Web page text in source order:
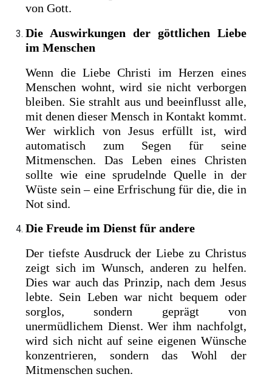
von Gott.
Die Auswirkungen der göttlichen Liebe
im Menschen
Wenn die Liebe Christi im Herzen eines
Menschen wohnt, wird sie nicht verborgen
bleiben. Sie strahlt aus und beeinflusst alle,
mit denen dieser Mensch in Kontakt kommt.
Wer wirklich von Jesus erfüllt ist, wird
automatisch zum Segen für seine
Mitmenschen. Das Leben eines Christen
sollte wie eine sprudelnde Quelle in der
Wüste sein – eine Erfrischung für die, die in
Not sind.
Die Freude im Dienst für andere
Der tiefste Ausdruck der Liebe zu Christus
zeigt sich im Wunsch, anderen zu helfen.
Dies war auch das Prinzip, nach dem Jesus
lebte. Sein Leben war nicht bequem oder
sorglos, sondern geprägt von
unermüdlichem Dienst. Wer ihm nachfolgt,
wird sich nicht auf seine eigenen Wünsche
konzentrieren, sondern das Wohl der
Mitmenschen suchen.